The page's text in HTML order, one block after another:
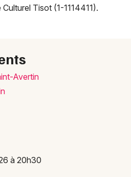
Val de Loire
Tisot (1-1114411).
Avertin
à 20h30